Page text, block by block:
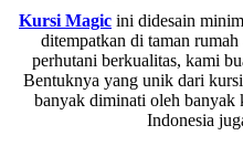
Kursi Magic ini didesain
ditempatkan di taman
perhutani berkualitas, kami
Bentuknya yang unik dari
banyak diminati oleh banyak
Indonesia